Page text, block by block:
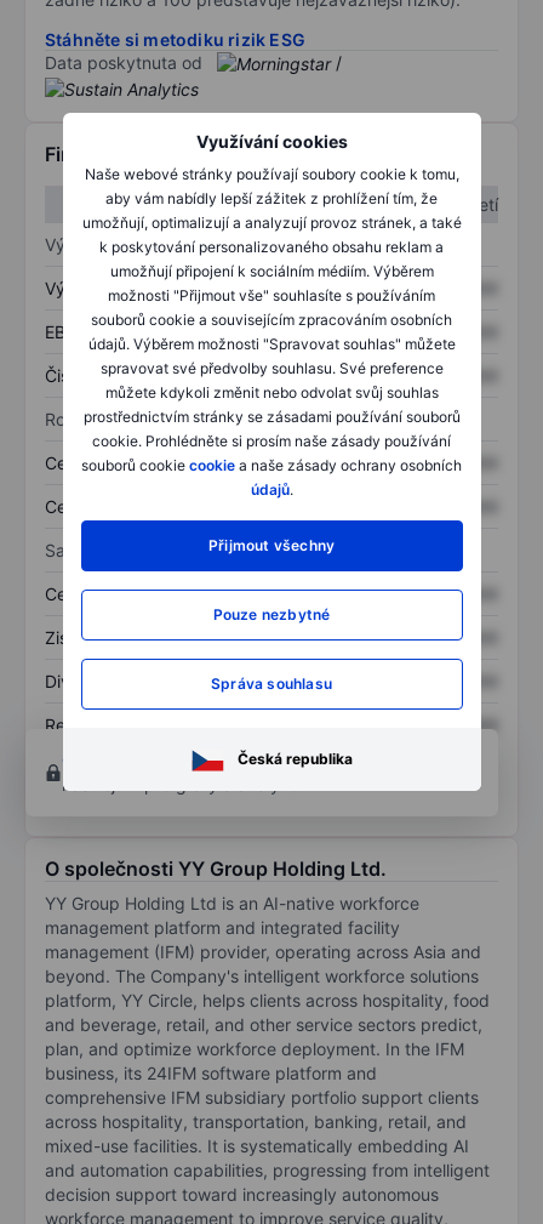
Využívání cookies
Naše webové stránky používají soubory cookie k tomu,
aby vám nabídly lepší zážitek z prohlížení tím, že
umožňují, optimalizují a analyzují provoz stránek, a také
k poskytování personalizovaného obsahu reklam a
umožňují připojení k sociálním médiím. Výběrem
možnosti "Přijmout vše" souhlasíte s používáním
souborů cookie a souvisejícím zpracováním osobních
údajů. Výběrem možnosti "Spravovat souhlas" můžete
spravovat své předvolby souhlasu. Své preference
můžete kdykoli změnit nebo odvolat svůj souhlas
prostřednictvím stránky se zásadami používání souborů
cookie. Prohlédněte si prosím naše zásady používání
souborů cookie cookie a naše zásady ochrany osobních
údajů.
Přijmout všechny
Pouze nezbytné
Správa souhlasu
Česká republika
Stáhněte si metodiku rizik ESG
Data poskytnuta od
/
Finanční informace
1. čtvrtletí
2. čtvrtletí
Výkaz zisku a ztráty
Výnos XXXXXXX XXXXXXX
EBITDA XXXXXXX XXXXXXX
Čistý příjem XXXXXXX XXXXXXX
Rozvaha
Celková aktiva XXXXXXX XXXXXXX
Celkový dluh
Sazby
Cena/tržby XXXXXXX XXXXXXX
Zisk na akcii XXXXXXX XXXXXXX
Dividenda na akcii XXXXXXX
Rentabilita kapitálu
XXXXXXX
Otevřete si účeta získejte přístup k pokročilým
nástrojům pro grafy a analýzu.
O společnosti YY Group Holding Ltd.
YY Group Holding Ltd is an AI-native workforce
management platform and integrated facility
management (IFM) provider, operating across Asia and
beyond. The Company's intelligent workforce solutions
platform, YY Circle, helps clients across hospitality, food
and beverage, retail, and other service sectors predict,
plan, and optimize workforce deployment. In the IFM
business, its 24IFM software platform and
comprehensive IFM subsidiary portfolio support clients
across hospitality, transportation, banking, retail, and
mixed-use facilities. It is systematically embedding AI
and automation capabilities, progressing from intelligent
decision support toward increasingly autonomous
workforce management to improve service quality,